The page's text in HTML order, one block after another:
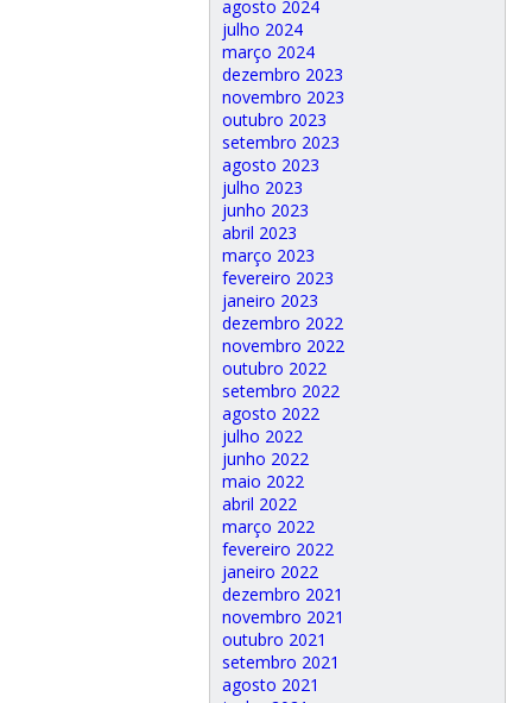
agosto 2024
julho 2024
março 2024
dezembro 2023
novembro 2023
outubro 2023
setembro 2023
agosto 2023
julho 2023
junho 2023
abril 2023
março 2023
fevereiro 2023
janeiro 2023
dezembro 2022
novembro 2022
outubro 2022
setembro 2022
agosto 2022
julho 2022
junho 2022
maio 2022
abril 2022
março 2022
fevereiro 2022
janeiro 2022
dezembro 2021
novembro 2021
outubro 2021
setembro 2021
agosto 2021